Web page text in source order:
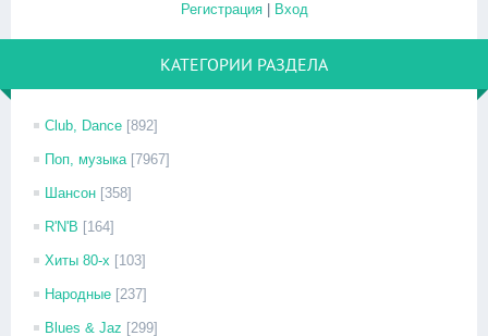
Регистрация| Вход
КАТЕГОРИИ РАЗДЕЛА
Club, Dance [892]
Поп, музыка [7967]
Шансон [358]
R'N'B [164]
Хиты 80-х [103]
Народные [237]
Blues & Jaz [299]